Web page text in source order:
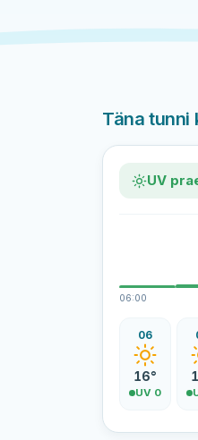
Täna tunni
UV
06:00
06
16°
UV 0